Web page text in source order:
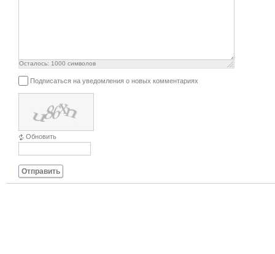
Осталось: 1000 символов
Подписаться на уведомления о новых комментариях
Обновить
Отправить